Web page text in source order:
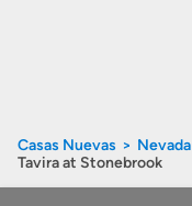
Casas Nuevas Nevada
Tavira at Stonebrook